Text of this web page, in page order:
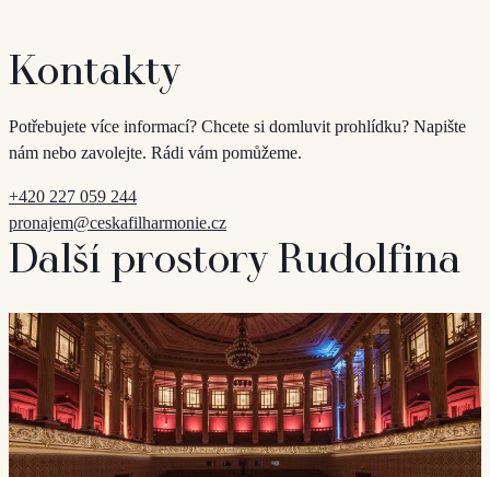
Kontakty
Potřebujete více informací? Chcete si domluvit prohlídku? Napište
nám nebo zavolejte. Rádi vám pomůžeme.
+420 227 059 244
pronajem@ceskafilharmonie.cz
Další prostory Rudolfina